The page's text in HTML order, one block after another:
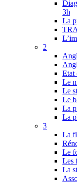
3h
La
2
Etat
Le
Le
Le
La
La
3
La
Le
Les
La